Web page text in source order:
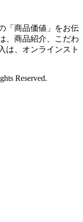
「商品価値」をお伝
、商品紹介、こだわ
は、オンラインスト
Reserved.